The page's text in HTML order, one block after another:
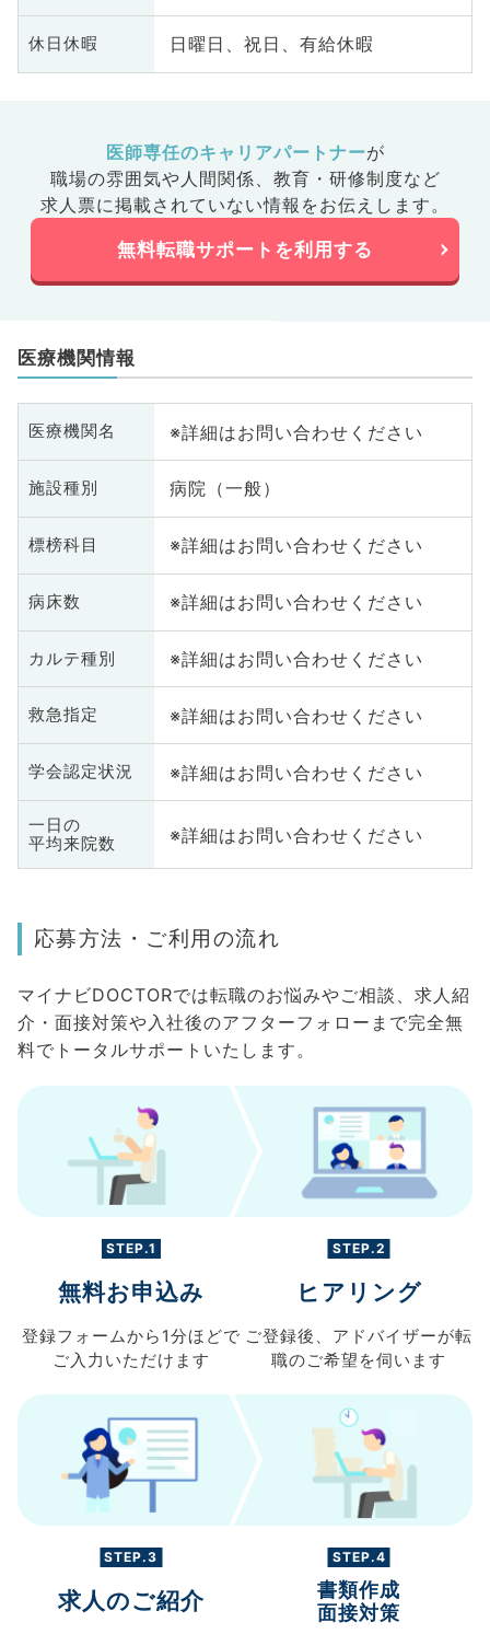
休日休暇 日曜日、祝日、有給休暇
医師専任のキャリアパートナーが
職場の雰囲気や人間関係、 教育・研修制度など
求人票に掲載されていない情報をお伝えします。
無料転職サポートを利用する
医療機関情報
医療機関名 ※詳細はお問い合わせください
施設種別 病院（一般）
標榜科目 ※詳細はお問い合わせください
病床数 ※詳細はお問い合わせください
カルテ種別 ※詳細はお問い合わせください
救急指定 ※詳細はお問い合わせください
学会認定状況 ※詳細はお問い合わせください
一日の
平均来院数
※詳細はお問い合わせください
応募方法・ご利用の流れ
マイナビDOCTORでは転職のお悩みやご相談、求人紹
介・面接対策や入社後のアフターフォローまで完全無
料でトータルサポートいたします。
STEP.1
無料お申込み
登録フォームから 1分ほどで
ご入力 いただけます
STEP.2
ヒアリング
ご登録後、 アドバイザーが転
職のご希望を伺います
STEP.3
求人のご紹介
STEP.4
書類作成
面接対策